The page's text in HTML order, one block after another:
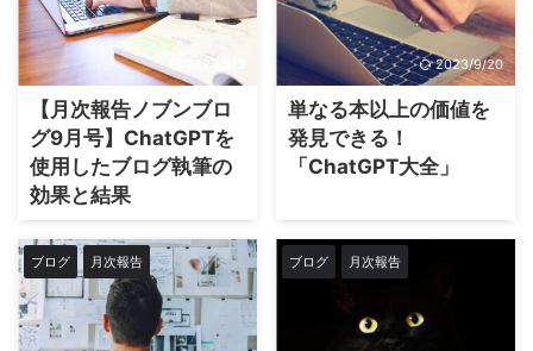
【月次報告ノブンブロ
グ9月号】ChatGPTを
使用したブログ執筆の
効果と結果
2023/9/20
単なる本以上の価値を
発見できる！
「ChatGPT大全」
ブログ 月次報告 ブログ 月次報告